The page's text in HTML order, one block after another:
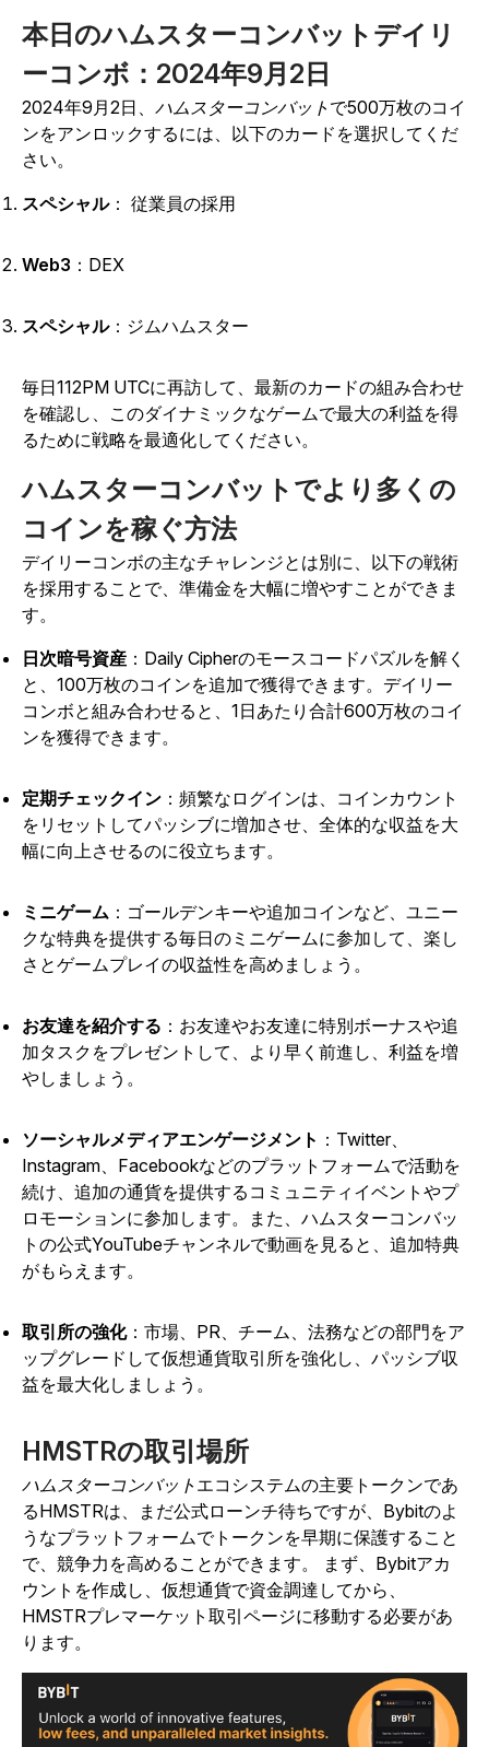
本日のハムスターコンバットデイリ
ーコンボ：2024年9月2日
2024年9月2日、 ハムスターコンバット で500万枚のコイ
ンをアンロックするには、以下のカードを選択してくだ
さい。
スペシャル： 従業員の採用
Web3 ：DEX
スペシャル：ジムハムスター
毎日112PM UTCに再訪して、最新のカードの組み合わせ
を確認し、このダイナミックなゲームで最大の利益を得
るために戦略を最適化してください。
ハムスターコンバットでより多くの
コインを稼ぐ方法
デイリーコンボの主なチャレンジとは別に、以下の戦術
を採用することで、準備金を大幅に増やすことができま
す。
日次暗号資産 ：Daily Cipherのモースコードパズルを解く
と、100万枚のコインを追加で獲得できます。デイリー
コンボと組み合わせると、1日あたり合計600万枚のコイ
ンを獲得できます。
定期チェックイン ：頻繁なログインは、コインカウント
をリセットしてパッシブに増加させ、全体的な収益を大
幅に向上させるのに役立ちます。
ミニゲーム ：ゴールデンキーや追加コインなど、ユニー
クな特典を提供する毎日のミニゲームに参加して、楽し
さとゲームプレイの収益性を高めましょう。
お友達を紹介する ：お友達やお友達に特別ボーナスや追
加タスクをプレゼントして、より早く前進し、利益を増
やしましょう。
ソーシャルメディアエンゲージメント ：Twitter、
Instagram、Facebookなどのプラットフォームで活動を
続け、追加の通貨を提供するコミュニティイベントやプ
ロモーションに参加します。また、ハムスターコンバッ
トの公式YouTubeチャンネルで動画を見ると、追加特典
がもらえます。
取引所の強化：市場、PR、チーム、法務などの部門をア
ップグレードして仮想通貨取引所を強化し、パッシブ収
益を最大化しましょう。
HMSTRの取引場所
ハムスターコンバット エコシステムの主要トークンであ
るHMSTRは、まだ公式ローンチ待ちですが、Bybitのよ
うなプラットフォームでトークンを早期に保護すること
で、競争力を高めることができます。
まず、Bybitアカ
ウントを作成し、仮想通貨で資金調達してから、
HMSTRプレマーケット取引ページに移動する必要があ
ります。